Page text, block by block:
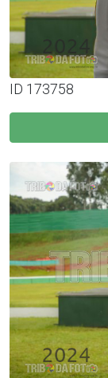
ID 173758